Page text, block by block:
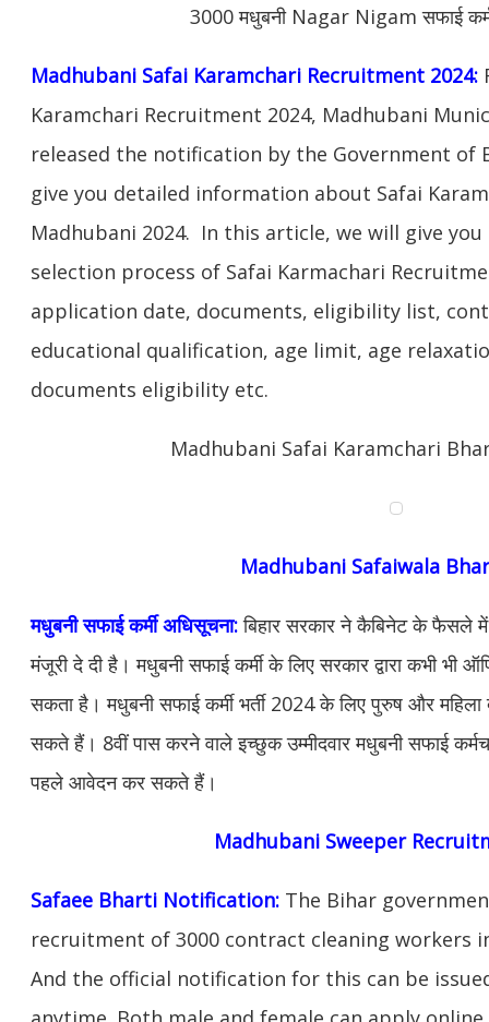
3000 मधुबनी Nagar Nigam सफाई
Madhubani Safai Karamchari Recruitment 2024:
Karamchari Recruitment 2024, Madhubani
released the notification by the Government of
give you detailed information about Safai
Madhubani 2024. In this article, we will give
selection process of Safai Karmachari
application date, documents, eligibility list,
educational qualification, age limit, age
documents eligibility etc.
Madhubani Safai Karamchari
Madhubani Safaiwala
मधुबनी सफाई कर्मी अधिसूचना:बिहार सरकार ने कैबिनेट के फैसले में
मंजूरी दे दी है। मधुबनी सफाई कर्मी के लिए सरकार द्वारा कभी भी
सकता है। मधुबनी सफाई कर्मी भर्ती 2024 के लिए पुरुष और
सकते हैं। 8वीं पास करने वाले इच्छुक उम्मीदवार मधुबनी सफाई
पहले आवेदन कर सकते हैं।
Madhubani Sweeper
Safaee Bharti Notification: The Bihar
recruitment of 3000 contract cleaning workers
And the official notification for this can be